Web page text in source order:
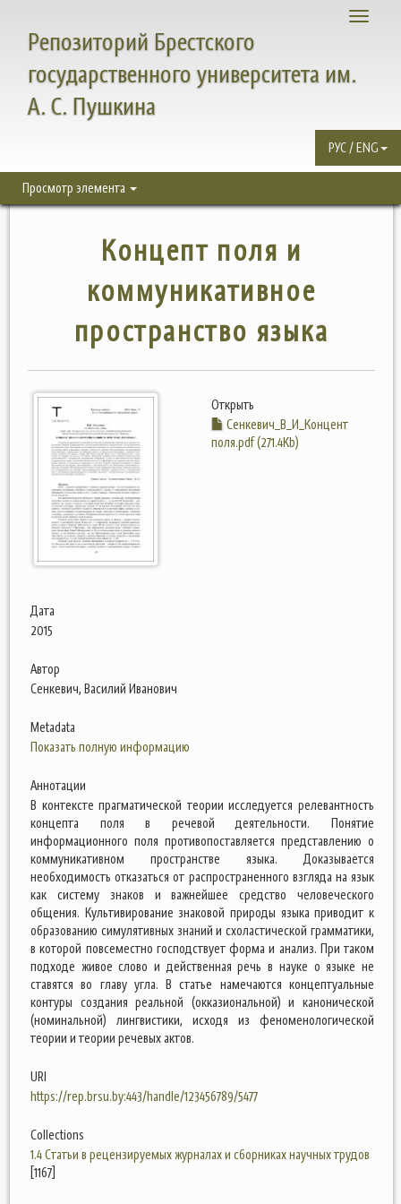
Toggle
Репозиторий Брестского
государственного университета им.
А. С. Пушкина
РУС / ENG
Просмотр элемента
Концепт поля и
коммуникативное
пространство языка
Открыть
Сенкевич_В_И_Концент
поля.pdf (271.4Kb)
Дата
2015
Автор
Сенкевич, Василий Иванович
Metadata
Показать полную информацию
Аннотации
В контексте прагматической теории исследуется релевантность
концепта поля в речевой деятельности. Понятие
информационного поля противопоставляется представлению о
коммуникативном пространстве языка. Доказывается
необходимость отказаться от распространенного взгляда на язык
как систему знаков и важнейшее средство человеческого
общения. Культивирование знаковой природы языка приводит к
образованию симулятивных знаний и схоластической грамматики,
в которой повсеместно господствует форма и анализ. При таком
подходе живое слово и действенная речь в науке о языке не
ставятся во главу угла. В статье намечаются концептуальные
контуры создания реальной (окказиональной) и канонической
(номинальной) лингвистики, исходя из феноменологической
теории и теории речевых актов.
URI
https://rep.brsu.by:443/handle/123456789/5477
Collections
1.4 Статьи в рецензируемых журналах и сборниках научных трудов
[1167]